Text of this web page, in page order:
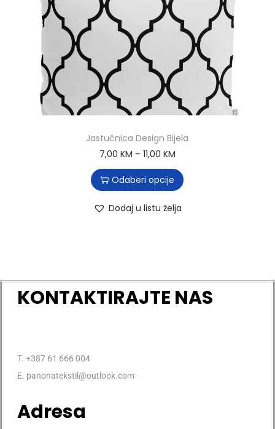
Jastučnica Design Bijela
7,00 KM – 11,00 KM
Odaberi opcije
Dodaj u listu želja
KONTAKTIRAJTE NAS
T. +387 61 666 004
E. panonatekstil@outlook.com
Adresa